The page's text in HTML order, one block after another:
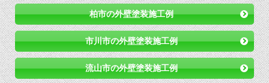
柏市の外壁塗装施工例
市川市の外壁塗装施工例
流山市の外壁塗装施工例